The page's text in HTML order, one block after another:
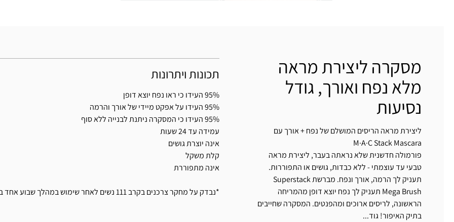
מסקרה ליצירת מראה
מלא נפח ואורך, גודל
נסיעות
ליצירת מראה הריסים המושלם של נפח + אורך עם
M·A·C Stack Mascara
פורמולה חדשנית שלא נראתה בעבר, ליצירת מראה
טבעי עד עוצמתי - ללא כבדות, גושים או התפוררות.
תעניק לך הרמה, אורך ונפח. מברשת Superstack
Mega Brush תעניק לך נפח יוצא דופן מהמריחה
הראשונה, לריסים ארוכים ומהפנטים. המסקרה שחייבים
בתיק האיפור! גוד...
תכונות ויתרונות
95% העידו כי ראו נפח יוצא דופן
95% העידו על אפקט מיידי של אורך והרמה
95% העידו כי המסקרה ניתנת לבנייה ללא סוף
עמידה עד 24 שעות
אינה יוצרת גושים
קלת משקל
אינה מתפוררת
*נבדק על מחקר צרכנים בקרב 111 נשים לאחר שימוש במהלך שבוע אחד במוצר.